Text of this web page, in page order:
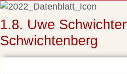
1.8. Uwe
Schwichtenberg